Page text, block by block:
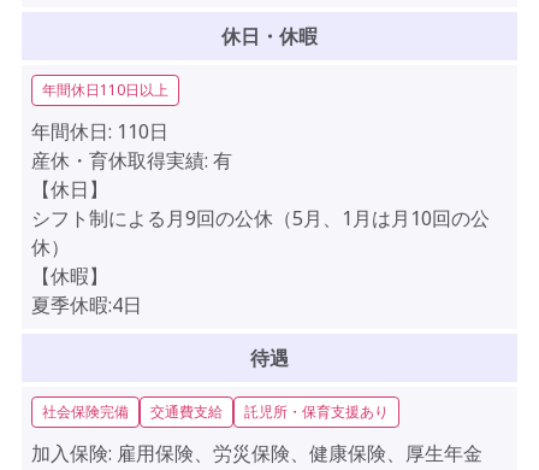
休日・休暇
年間休日110日以上
年間休日: 110日
産休・育休取得実績: 有
【休日】
シフト制による月9回の公休（5月、1月は月10回の公
休）
【休暇】
夏季休暇:4日
待遇
社会保険完備 交通費支給 託児所・保育支援あり
加入保険: 雇用保険、労災保険、健康保険、厚生年金